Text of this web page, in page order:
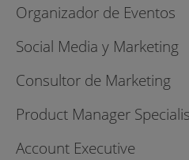
Organizador de Eventos
Social Media y Marketing
Consultor de Marketing
Product Manager
Account Executive